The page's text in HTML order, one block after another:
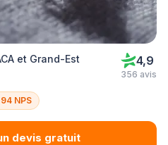
et Grand-Est 4,9
356 avis
NPS
devis gratuit